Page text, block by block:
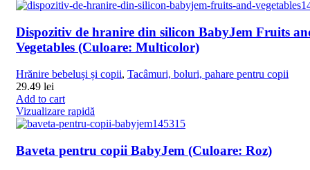
Dispozitiv de hranire din silicon BabyJem Fruits
Vegetables (Culoare: Multicolor)
Hrănire bebeluși și copii, Tacâmuri, boluri, pahare pentru copii
29.49 lei
Add to cart
Vizualizare rapidă
Baveta pentru copii BabyJem (Culoare: Roz)